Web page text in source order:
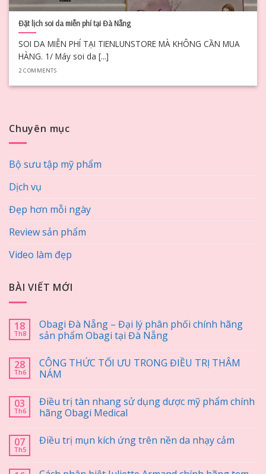
Đặt lịch soi da miễn phí tại Đà Nẵng
SOI DA MIỄN PHÍ TẠI TIENLUNSTORE MÀ KHÔNG CẦN MUA
HÀNG. 1/ Máy soi da [...]
2 COMMENTS
Chuyên mục
Bộ sưu tập mỹ phẩm
Dịch vụ
Đẹp hơn mỗi ngày
Review sản phẩm
Video làm đẹp
BÀI VIẾT MỚI
18
Th8
Obagi Đà Nẵng – Đại lý phân phối chính hãng
sản phẩm Obagi tại Đà Nẵng
28
Th6
CÔNG THỨC TỐI ƯU TRONG ĐIỀU TRỊ THÂM
NÁM
03
Th6
Điều trị tàn nhang sử dụng dược mỹ phẩm chính
hãng Obagi Medical
07
Th5
Điều trị mụn kích ứng trên nền da nhạy cảm